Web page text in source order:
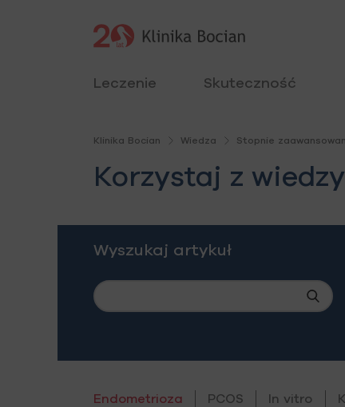
Leczenie Skuteczność
Klinika Bocian Wiedza Stopnie
Korzystaj z
Wyszukaj artykuł
Endometrioza PCOS In vitro